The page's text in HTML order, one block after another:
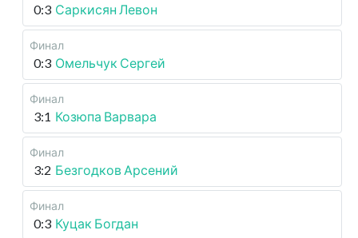
0:3 Саркисян Левон
Финал
0:3 Омельчук Сергей
Финал
3:1 Козюпа Варвара
Финал
3:2 Безгодков Арсений
Финал
0:3 Куцак Богдан